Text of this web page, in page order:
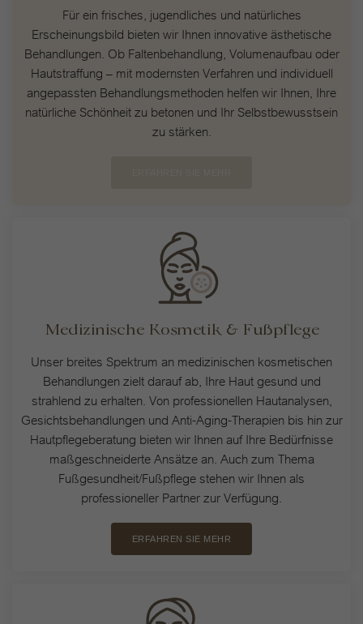
Für ein frisches, jugendliches und natürliches
Erscheinungsbild bieten wir Ihnen innovative ästhetische
Behandlungen. Ob Faltenbehandlung, Volumenaufbau oder
Hautstraffung – mit modernsten Verfahren und individuell
angepassten Behandlungsmethoden helfen wir Ihnen, Ihre
natürliche Schönheit zu betonen und Ihr Selbstbewusstsein
zu stärken.
Medizinische Kosmetik & Fußpflege
Unser breites Spektrum an medizinischen kosmetischen
Behandlungen zielt darauf ab, Ihre Haut gesund und
strahlend zu erhalten. Von professionellen Hautanalysen,
Gesichtsbehandlungen und Anti-Aging-Therapien bis hin zur
Hautpflegeberatung bieten wir Ihnen auf Ihre Bedürfnisse
maßgeschneiderte Ansätze an. Auch zum Thema
Fußgesundheit/Fußpflege stehen wir Ihnen als
professioneller Partner zur Verfügung.
ERFAHREN SIE MEHR
die einwandfreie Funktion der Website erforderlich.
Cookie-Informationen anzeigen
Statistiken (1)
Statistik Cookies erfassen Informationen anonym. Diese Informationen
helfen uns zu verstehen, wie unsere Besucher unsere Website nutzen.
standardmäßig blockiert. Wenn Cookies von externen Medien akzeptiert
werden, bedarf der Zugriff auf diese Inhalte keiner manuellen
Cookie-Informationen anzeigen